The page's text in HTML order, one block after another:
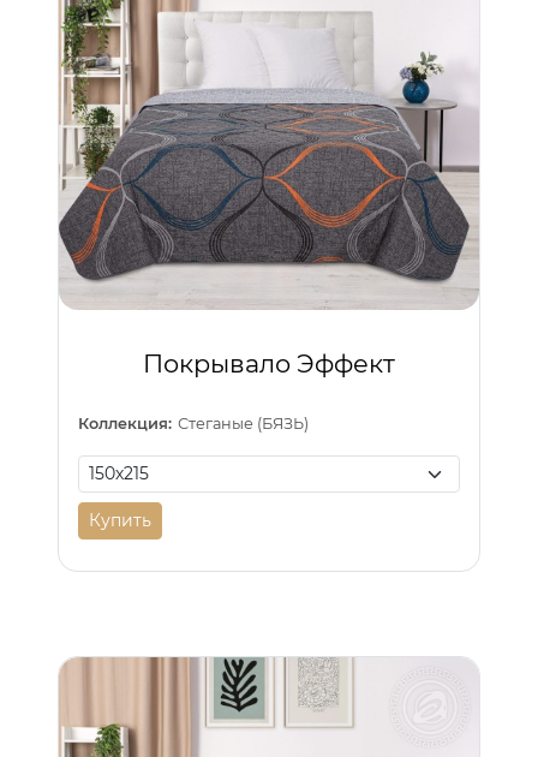
Покрывало Эффект
Коллекция: Стеганые (БЯЗЬ)
Купить